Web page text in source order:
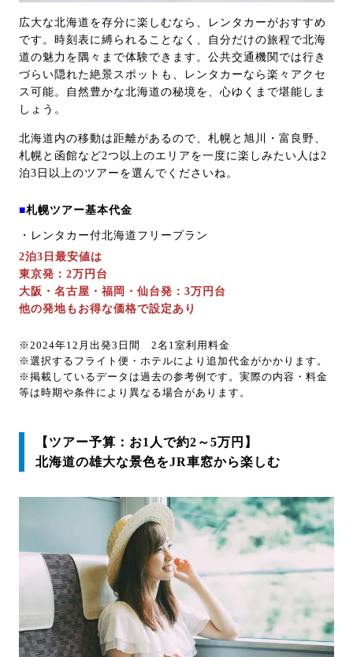
広大な北海道を存分に楽しむなら、レンタカーがおすすめ
です。時刻表に縛られることなく、自分だけの旅程で北海
道の魅力を隅々まで体験できます。公共交通機関では行き
づらい隠れた絶景スポットも、レンタカーなら楽々アクセ
ス可能。自然豊かな北海道の秘境を、心ゆくまで堪能しま
しょう。
北海道内の移動は距離があるので、札幌と旭川・富良野、
札幌と函館など2つ以上のエリアを一度に楽しみたい人は2
泊3日以上のツアーを選んでくださいね。
■札幌ツアー基本代金
・レンタカー付北海道フリープラン
2泊3日最安値は
東京発：2万円台
大阪・名古屋・福岡・仙台発：3万円台
他の発地もお得な価格で設定あり
※2024年12月出発3日間 2名1室利用料金
※選択するフライト便・ホテルにより追加代金がかかります。
※掲載しているデータは過去の参考例です。実際の内容・料金
等は時期や条件により異なる場合があります。
【ツアー予算：お1人で約2～5万円】
北海道の雄大な景色をJR車窓から楽しむ